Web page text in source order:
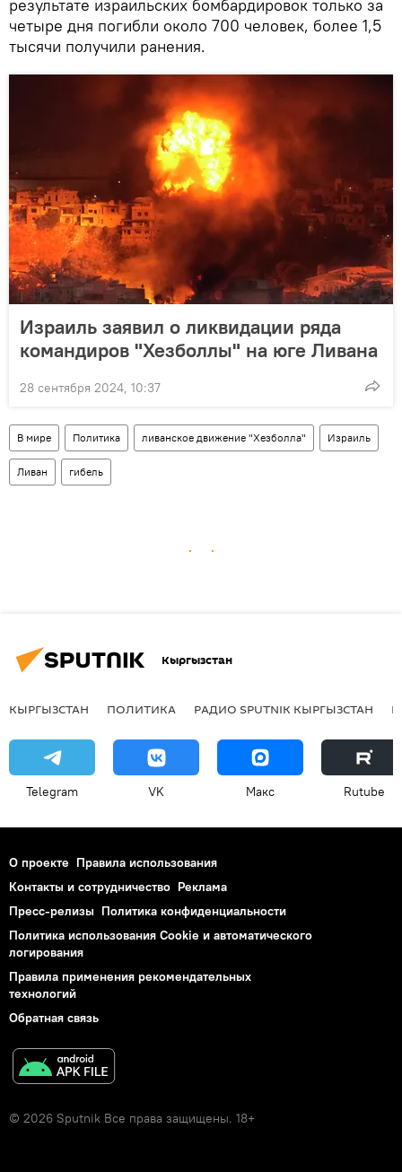
результате израильских бомбардировок только за
четыре дня погибли около 700 человек, более 1,5
тысячи получили ранения.
Израиль заявил о ликвидации ряда
командиров "Хезболлы" на юге Ливана
28 сентября 2024, 10:37
В мире Политика ливанское движение "Хезболла" Израиль
Ливан гибель
Кыргызстан
КЫРГЫЗСТАН ПОЛИТИКА РАДИО SPUTNIK КЫРГЫЗСТАН
Telegram VK Макс Rutube
О проекте Правила использования
Контакты и сотрудничество Реклама
Пресс-релизы Политика конфиденциальности
Политика использования Cookie и автоматического
логирования
Правила применения рекомендательных
технологий
Обратная связь
© 2026 Sputnik Все права защищены. 18+